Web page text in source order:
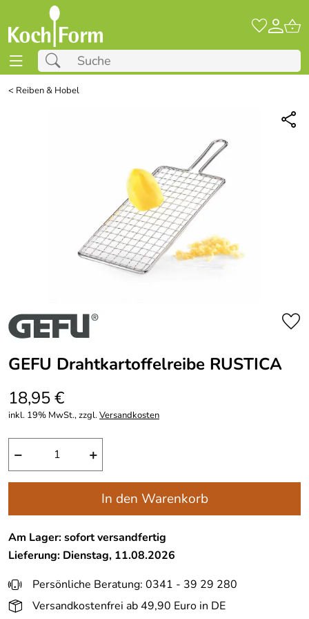
< Reiben & Hobel
GEFU Drahtkartoffelreibe RUSTICA
18,95 €
inkl. 19% MwSt., zzgl.Versandkosten
− +
In den Warenkorb
Am Lager: sofort versandfertig
Lieferung: Dienstag, 11.08.2026
Persönliche Beratung: 0341 - 39 29 280
Versandkostenfrei ab 49,90 Euro in DE